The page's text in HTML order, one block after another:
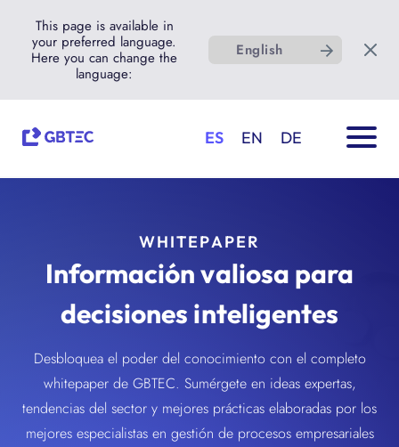
This page is available in
your preferred language.
Here you can change the
language:
English
ES EN DE
WHITEPAPER
Información valiosa para
decisiones inteligentes
Desbloquea el poder del conocimiento con el completo
whitepaper de GBTEC. Sumérgete en ideas expertas,
tendencias del sector y mejores prácticas elaboradas por los
mejores especialistas en gestión de procesos empresariales